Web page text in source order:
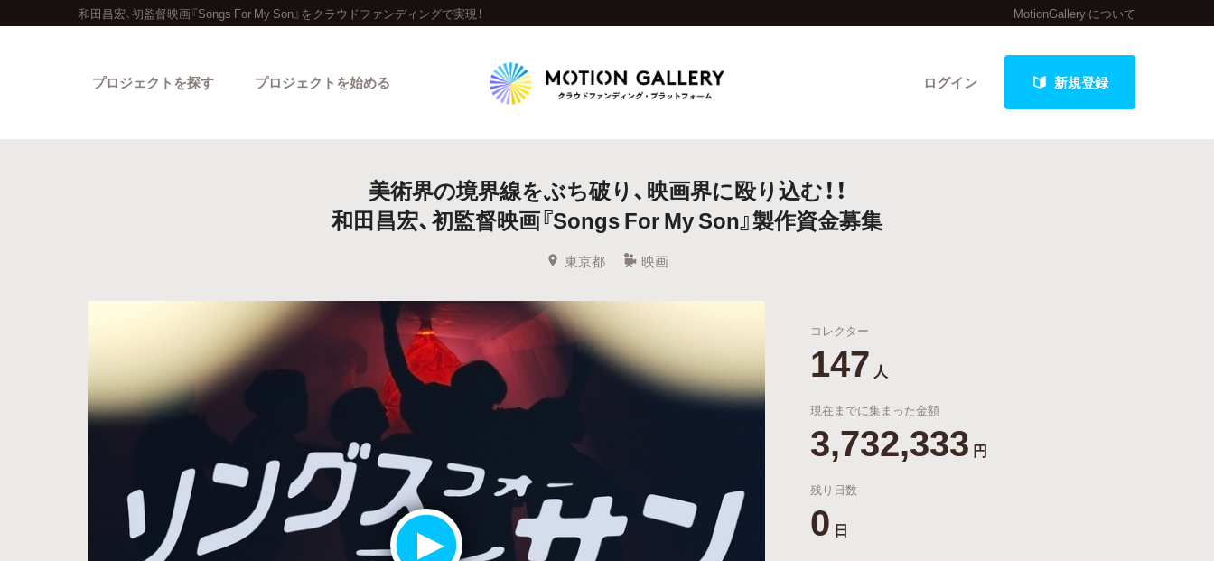
和田昌宏、初監督映画『Songs For My Son』をクラウドファンディングで実現！ MotionGallery について
ログイン 新規登録
プロジェクトを探す
人気のプロジェクト 新着プロジェクト 終了間近のプロジェクト
Feature
カテゴリーから探す タグから探す キュレーターから探す
Legendary
最新達成プロジェクト 調達額が大きいプロジェクト
プロジェクトを始める
美術界の境界線をぶち破り、映画界に殴り込む！！
和田昌宏、初監督映画『Songs For My Son』製作資金募集
東京都 映画
コレクター
147 人
現在までに集まった金額
3,732,333 円
残り日数
0 日